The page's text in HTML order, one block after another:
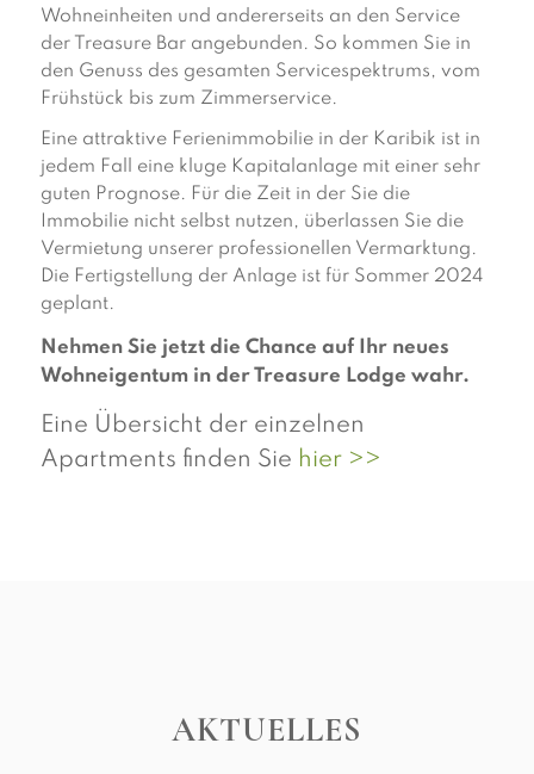
Wohneinheiten und andererseits an den Service
der Treasure Bar angebunden. So kommen Sie in
den Genuss des gesamten Servicespektrums, vom
Frühstück bis zum Zimmerservice.
Eine attraktive Ferienimmobilie in der Karibik ist in
jedem Fall eine kluge Kapitalanlage mit einer sehr
guten Prognose. Für die Zeit in der Sie die
Immobilie nicht selbst nutzen, überlassen Sie die
Vermietung unserer professionellen Vermarktung.
Die Fertigstellung der Anlage ist für Sommer 2024
geplant.
Nehmen Sie jetzt die Chance auf Ihr neues
Wohneigentum in der Treasure Lodge wahr.
Eine Übersicht der einzelnen
Apartments finden Sie hier >>
AKTUELLES